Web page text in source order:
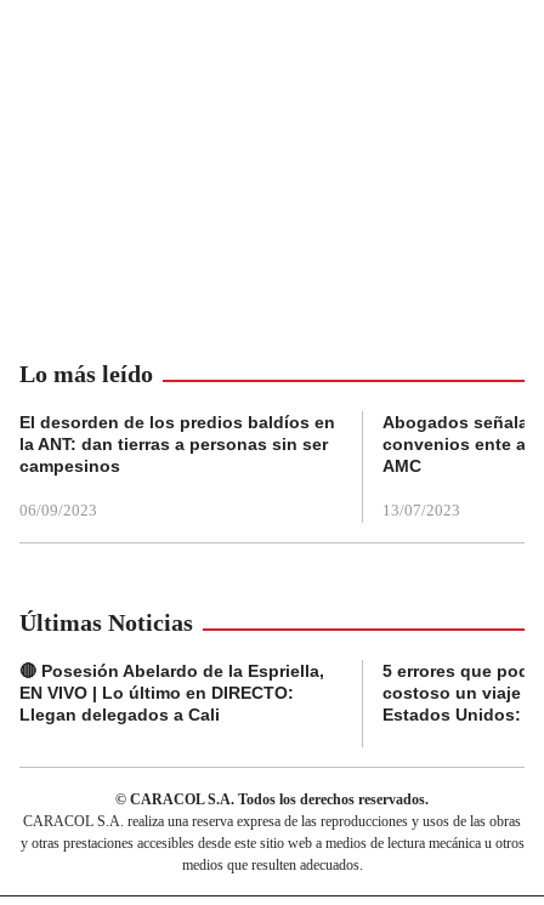
Lo más leído
El desorden de los predios baldíos en
la ANT: dan tierras a personas sin ser
campesinos
06/09/2023
Abogados
convenios ente
AMC
13/07/2023
Últimas Noticias
🔴 Posesión Abelardo de la Espriella,
EN VIVO | Lo último en DIRECTO:
Llegan delegados a Cali
5 errores que
costoso un viaje
Estados Unidos:
© CARACOL S.A. Todos los derechos reservados.
CARACOL S.A. realiza una reserva expresa de las reproducciones y usos de las obras
y otras prestaciones accesibles desde este sitio web a medios de lectura mecánica u otros
medios que resulten adecuados.